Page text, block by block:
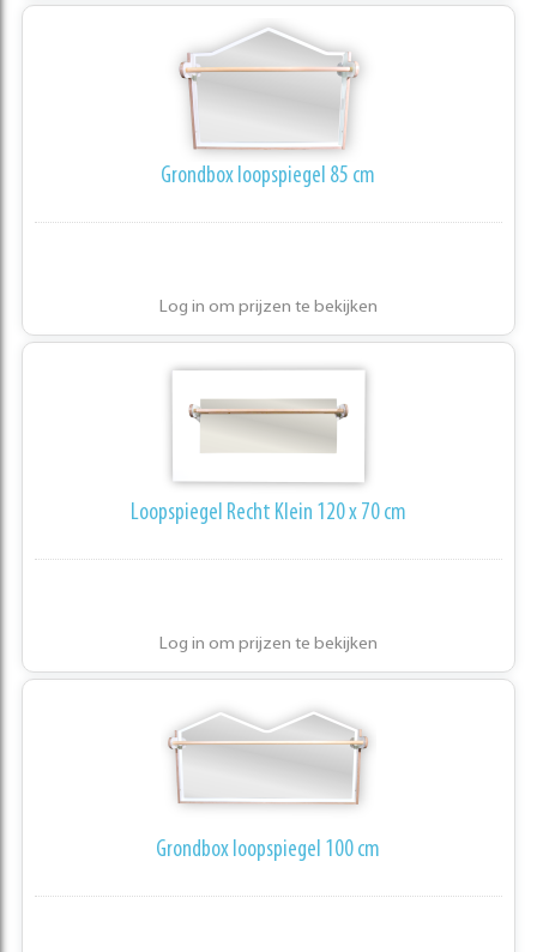
Grondbox loopspiegel 85 cm
Log in om prijzen te bekijken
Loopspiegel Recht Klein 120 x 70 cm
Log in om prijzen te bekijken
Grondbox loopspiegel 100 cm